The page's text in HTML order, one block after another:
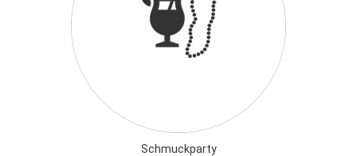
Schmuckparty